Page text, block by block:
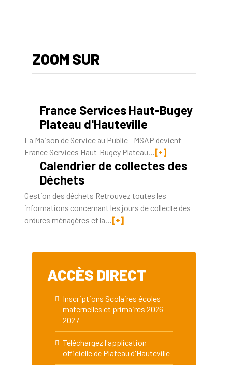
ZOOM SUR
France Services Haut-Bugey
Plateau d'Hauteville
La Maison de Service au Public - MSAP devient
France Services Haut-Bugey Plateau…[+]
Calendrier de collectes des
Déchets
Gestion des déchets Retrouvez toutes les
informations concernant les jours de collecte des
ordures ménagères et la…[+]
ACCÈS DIRECT
Inscriptions Scolaires écoles
maternelles et primaires 2026-
2027
Téléchargez l'application
officielle de Plateau d'Hauteville